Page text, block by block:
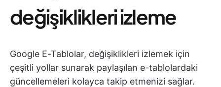
değişiklikleri izleme
Google E-Tablolar, değişiklikleri izlemek için
çeşitli yollar sunarak paylaşılan e-tablolardaki
güncellemeleri kolayca takip etmenizi sağlar.